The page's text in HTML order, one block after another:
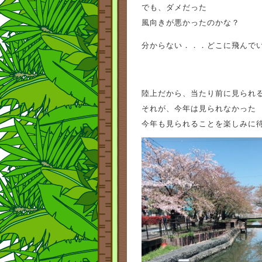
でも、ダメだった
風向きが悪かったのかな？
分からない．．．どこに飛んで
陸上だから、当たり前に見られ
それが、今年は見られなかった
今年も見られることを楽しみに